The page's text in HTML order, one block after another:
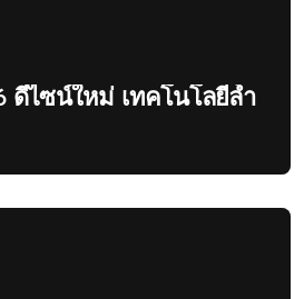
ดีไซน์ใหม่ เทคโนโลยีล้ำ